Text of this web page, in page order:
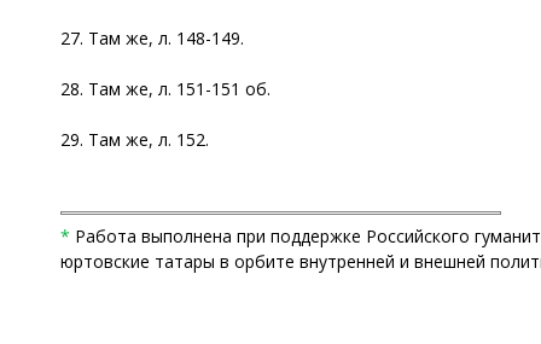
27. Там же, л. 148-149.
28. Там же, л. 151-151 об.
29. Там же, л. 152.
* Работа выполнена при поддержке Российского
юртовские татары в орбите внутренней и внешней